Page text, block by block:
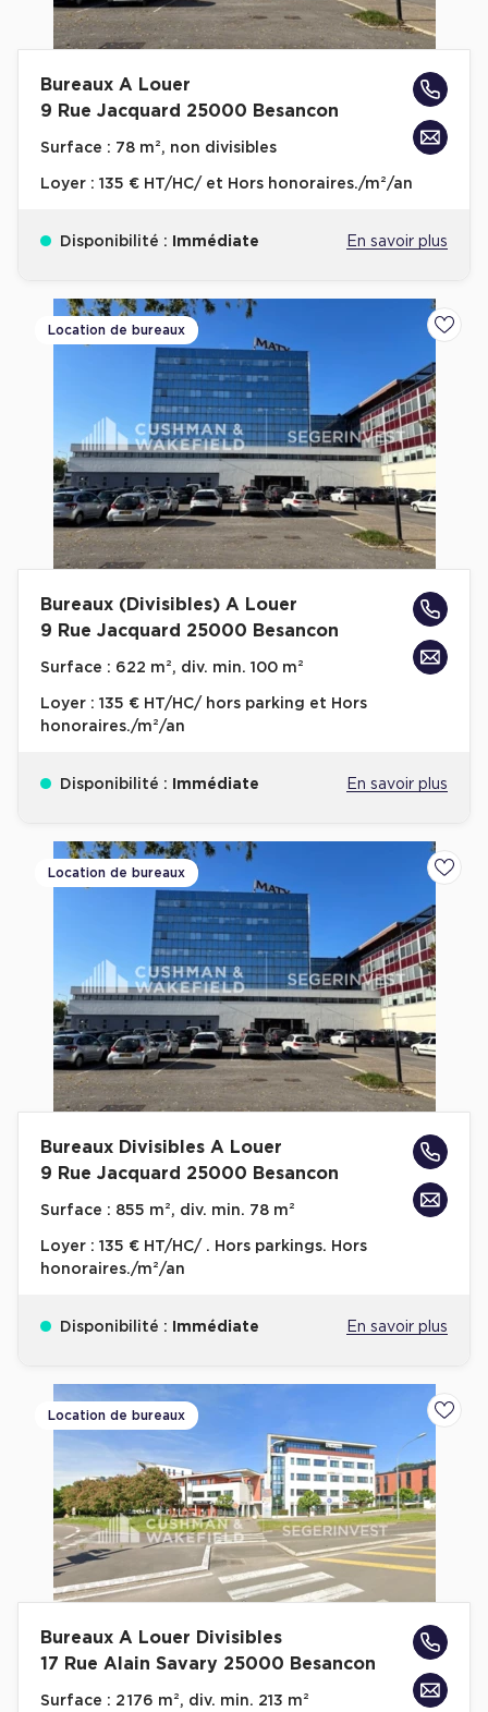
Bureaux A Louer
9 Rue Jacquard 25000 Besancon
Surface : 78 m², non divisibles
Loyer : 135 € HT/HC/ et Hors honoraires./m²/an
Disponibilité : Immédiate En savoir plus
Location de bureaux
Bureaux (Divisibles) A Louer
9 Rue Jacquard 25000 Besancon
Surface : 622 m², div. min. 100 m²
Loyer : 135 € HT/HC/ hors parking et Hors
honoraires./m²/an
Disponibilité : Immédiate En savoir plus
Location de bureaux
Bureaux Divisibles A Louer
9 Rue Jacquard 25000 Besancon
Surface : 855 m², div. min. 78 m²
Loyer : 135 € HT/HC/ . Hors parkings. Hors
honoraires./m²/an
Disponibilité : Immédiate En savoir plus
Location de bureaux
Bureaux A Louer Divisibles
17 Rue Alain Savary 25000 Besancon
Surface : 2 176 m², div. min. 213 m²